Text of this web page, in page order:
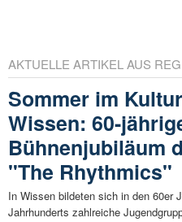
AKTUELLE ARTIKEL AUS
Sommer im
Wissen: 60-
Bühnenjubiläum
"The Rhythmics"
In Wissen bildeten sich in den 60er
Jahrhunderts zahlreiche